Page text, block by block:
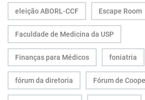
eleição ABORL-CCF Escape Room
Faculdade de Medicina da USP
Finanças para Médicos foniatria
fórum da diretoria Fórum de